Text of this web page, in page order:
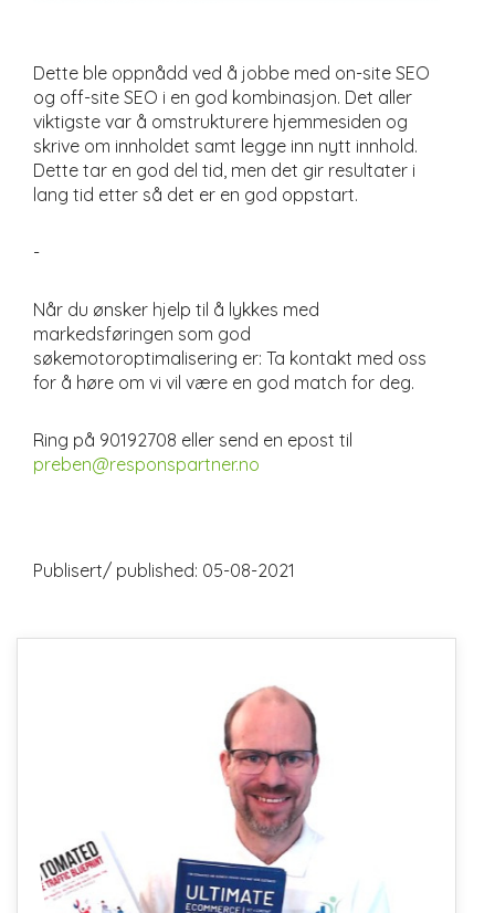
Dette ble oppnådd ved å jobbe med on-site SEO
og off-site SEO i en god kombinasjon. Det aller
viktigste var å omstrukturere hjemmesiden og
skrive om innholdet samt legge inn nytt innhold.
Dette tar en god del tid, men det gir resultater i
lang tid etter så det er en god oppstart.
-
Når du ønsker hjelp til å lykkes med
markedsføringen som god
søkemotoroptimalisering er: Ta kontakt med oss
for å høre om vi vil være en god match for deg.
Ring på 90192708 eller send en epost til
preben@responspartner.no
Publisert/ published: 05-08-2021